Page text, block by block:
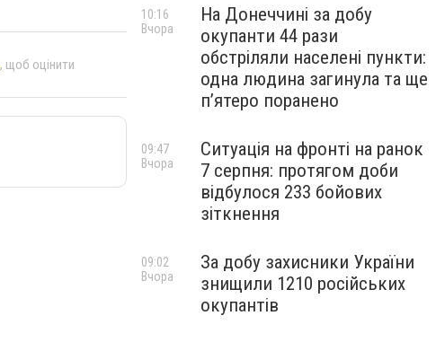
, щоб оцінити
На Донеччині за добу
окупанти 44 рази
обстріляли населені пункти:
одна людина загинула та ще
пʼятеро поранено
10:16
Вчора
Ситуація на фронті на ранок
7 серпня: протягом доби
відбулося 233 бойових
зіткнення
09:47
Вчора
За добу захисники України
знищили 1210 російських
окупантів
09:02
Вчора